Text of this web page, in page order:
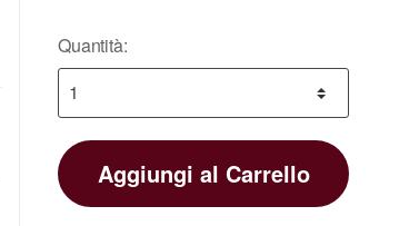
Quantità:
Aggiungi al Carrello